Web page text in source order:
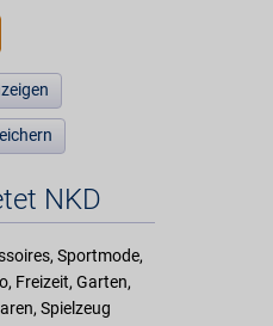
NKD
Sportmode,
Freizeit, Garten,
Spielzeug